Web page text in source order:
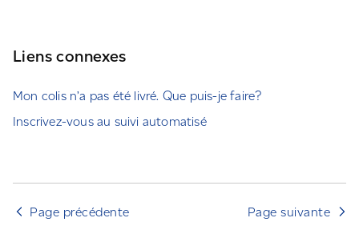
Liens connexes
Mon colis n’a pas été livré. Que puis-je faire?
Inscrivez-vous au suivi automatisé
Page précédente Page suivante